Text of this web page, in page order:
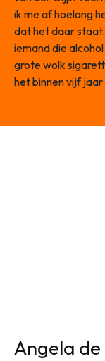
ik me af hoelang
dat het daar
iemand die
grote wolk
het binnen vijf
Angela